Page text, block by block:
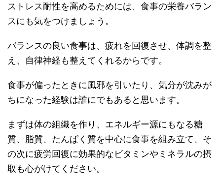
ストレス耐性を高めるためには、食事の栄養バラン
スにも気をつけましょう。
バランスの良い食事は、疲れを回復させ、体調を整
え、自律神経も整えてくれるからです。
食事が偏ったときに風邪を引いたり、気分が沈みが
ちになった経験は誰にでもあると思います。
まずは体の組織を作り、エネルギー源にもなる糖
質、脂質、たんぱく質を中心に食事を組み立て、そ
の次に疲労回復に効果的なビタミンやミネラルの摂
取も心がけてください。